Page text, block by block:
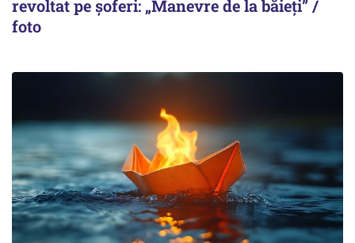
revoltat pe șoferi: „Manevre de la băieți” /
foto